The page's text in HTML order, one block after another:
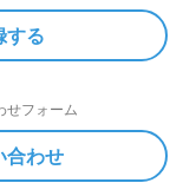
する
せフォーム
合わせ